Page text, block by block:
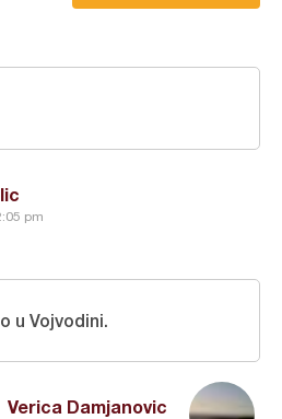
pm
Verica Damjanovic
u Vojvodini.